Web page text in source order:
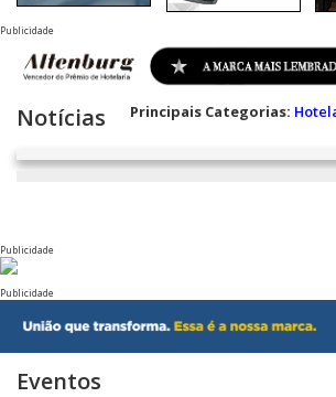
Publicidade
Notícias Principais Categorias:
Publicidade
Publicidade
Eventos